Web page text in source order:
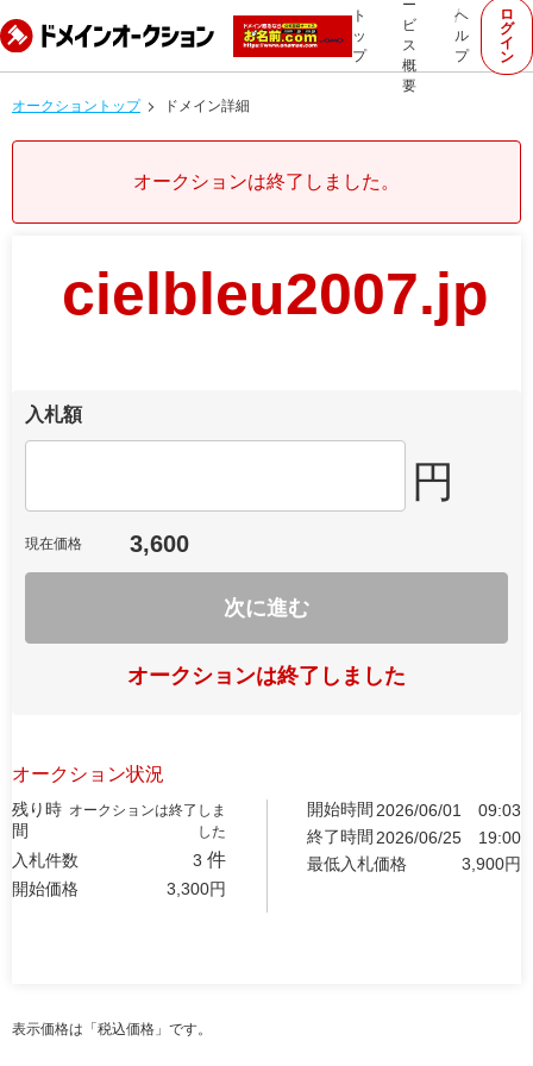
ト
ッ
プ
ー
ビ
ス
概
要
ヘ
ル
プ
ロ
グ
イ
ン
オークショントップ ドメイン詳細
オークションは終了しました。
cielbleu2007.jp
入札額
円
現在価格 3,600
次に進む
オークションは終了しました
オークション状況
残り時
間
オークションは終了しま
した
入札件数 3 件
開始価格 3,300円
開始時間 2026/06/01
09:03
終了時間 2026/06/25
19:00
最低入札価格
3,900円
表示価格は「税込価格」です。